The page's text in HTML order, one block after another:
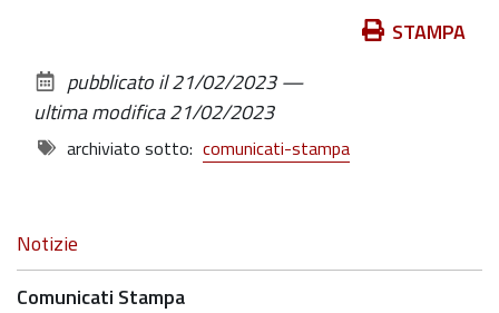
documento
STAMPA
pubblicato il21/02/2023—
ultima modifica21/02/2023
archiviato sotto: comunicati-stampa
Navigazione
Notizie
Comunicati Stampa